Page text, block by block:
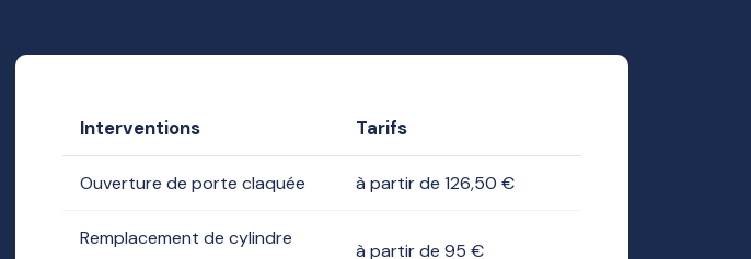
Interventions Tarifs
Ouverture de porte claquée à partir de 126,50 €
Remplacement de cylindre
à partir de 95 €